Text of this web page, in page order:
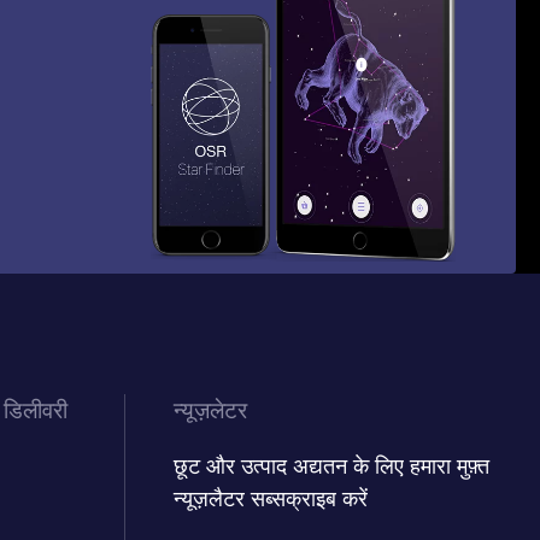
न्यूज़लेटर
छूट और उत्पाद अद्यतन के लिए हमारा मुफ़्त
न्यूज़लैटर सब्सक्राइब करें